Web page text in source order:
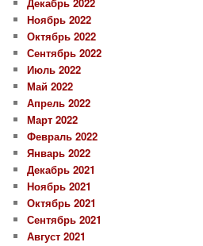
Ноябрь 2022
Октябрь 2022
Сентябрь 2022
Июль 2022
Май 2022
Апрель 2022
Март 2022
Февраль 2022
Январь 2022
Декабрь 2021
Ноябрь 2021
Октябрь 2021
Сентябрь 2021
Август 2021